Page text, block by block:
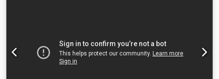
usunąć uwięzione pęcherzyki powietrza i nierówności. Siłę
nacisku i wysokość roboczą można regulować ręcznie po
obu stronach maszyny. Specyfikacja techniczna: Dcjdozq Tz